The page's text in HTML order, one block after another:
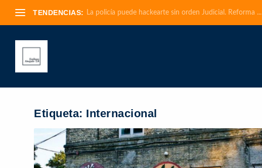
TENDENCIAS: La policía puede hackearte sin orden Judicial. Reforma ...
Etiqueta: Internacional